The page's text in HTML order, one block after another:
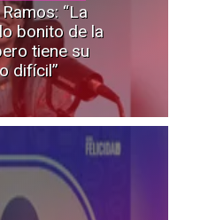
“La
bonito de la
tiene su
difícil”